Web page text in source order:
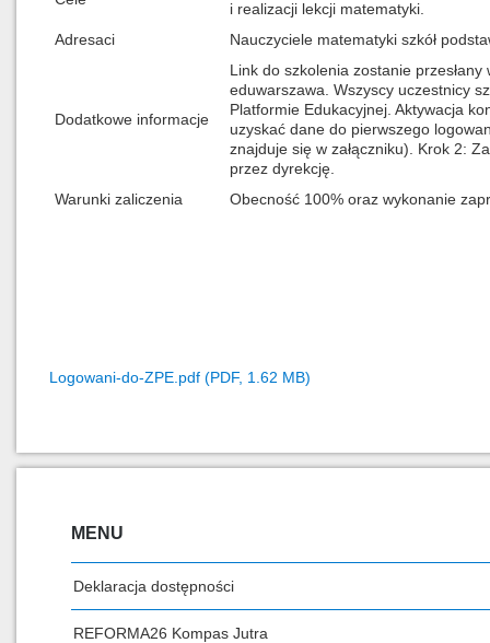
i realizacji lekcji matematyki.
Adresaci
Nauczyciele matematyki szkół
Dodatkowe informacje
Link do szkolenia zostanie
eduwarszawa. Wszyscy uczestnicy
Platformie Edukacyjnej. Aktywacja
uzyskać dane do pierwszego
znajduje się w załączniku). Krok 2:
przez dyrekcję.
Warunki zaliczenia
Obecność 100% oraz wykonanie
Logowani-do-ZPE.pdf (PDF, 1.62 MB)
MENU
Deklaracja dostępności
REFORMA26 Kompas Jutra